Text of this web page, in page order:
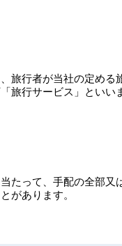
旅行者が当社の定め
旅行サービス」とい
たって、手配の全部
があります。